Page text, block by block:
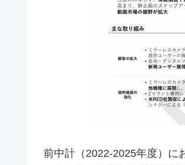
前中計（2022-2025年度）に